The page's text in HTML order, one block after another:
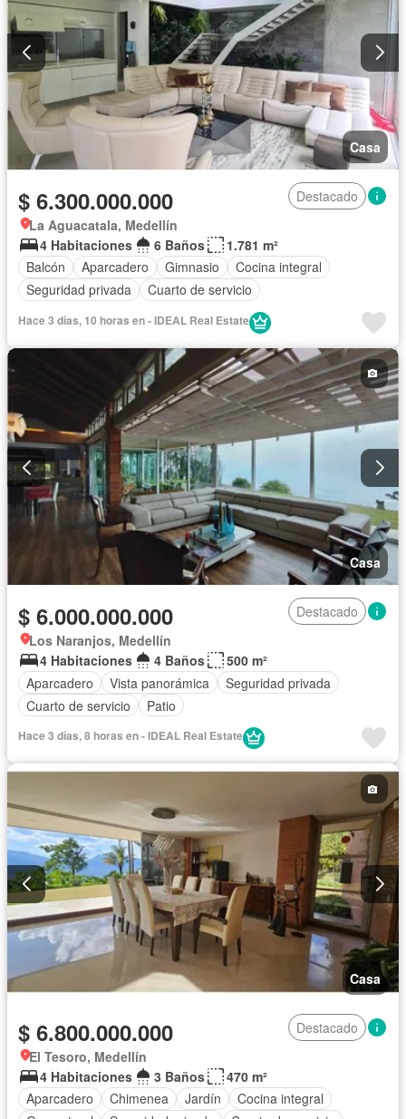
Casa
$ 6.300.000.000
Destacado
La Aguacatala, Medellín
4 Habitaciones
6 Baños
1.781 m²
Balcón
Aparcadero Gimnasio
Cocina integral
Seguridad privada
Cuarto de servicio
Hace 3 días, 10 horas en - IDEAL Real Estate
Casa
$ 6.000.000.000
Destacado
Los Naranjos, Medellín
4 Habitaciones
4 Baños
500 m²
Aparcadero
Vista panorámica
Seguridad privada
Cuarto de servicio
Patio
Hace 3 días, 8 horas en - IDEAL Real Estate
Casa
$ 6.800.000.000
Destacado
El Tesoro, Medellín
4 Habitaciones
3 Baños
470 m²
Aparcadero
Chimenea Jardín
Cocina integral